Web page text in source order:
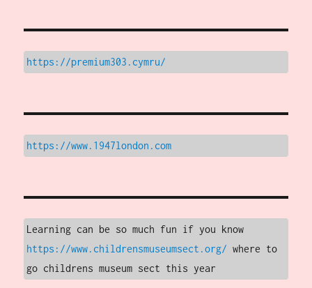
https://premium303.cymru/
https://www.1947london.com
https://www.childrensmuseumsect.org/ where to
go childrens museum sect this year